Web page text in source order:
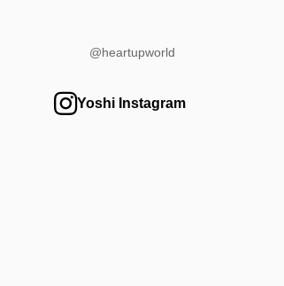
@heartupworld
Yoshi Instagram